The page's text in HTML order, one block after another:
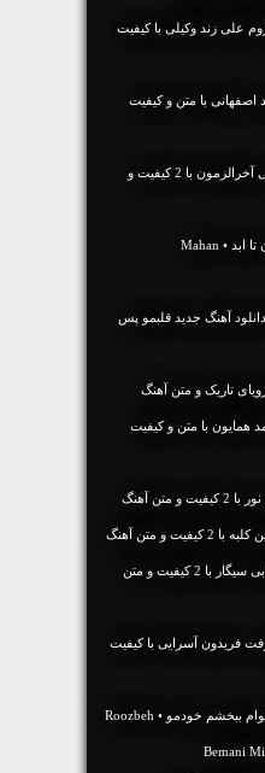
علی زند وکیلی با کیفیت
اصفهانی با متن و کیفیت
دانلود آهنگ جديد روزبه بمانی آخرالزمون با 2 کیفیت و
دانلود آهنگ ماهان بهرام خان تا ابد • Mahan
آهنگ جدید قلبمو پس
تاریک و متن آهنگ
همایون با متن و کیفیت
آهنگ
و متن آهنگ
دانلود آهنگ جديد علی اصحابی سیگار با 2 کیفیت و متن
فریدون آسرایی با کیفیت
دانلود آهنگ روزبه بمانی میخوام ببخشم خودمو • Roozbeh
Bemani